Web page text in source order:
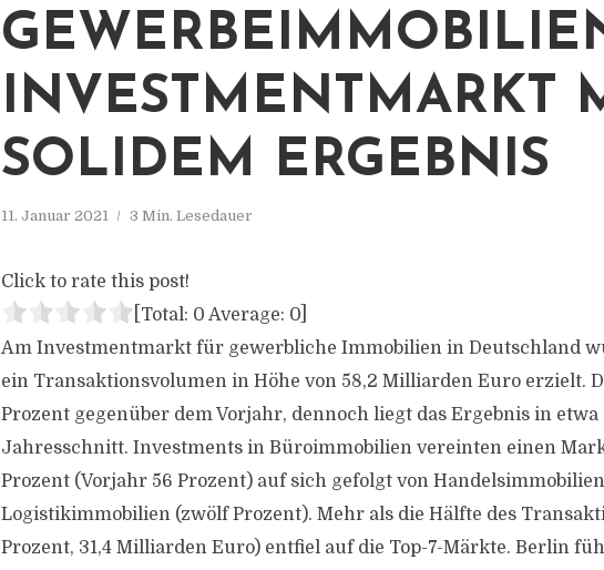
INVESTMENTMARKT
SOLIDEM ERGEBNIS
11. Januar 2021 3 Min. Lesedauer
Click to rate this post!
[Total: 0 Average: 0
Am Investmentmarkt für gewerbliche Immobilien in Deutschland
ein Transaktionsvolumen in Höhe von 58,2 Milliarden Euro erzielt.
Prozent gegenüber dem Vorjahr, dennoch liegt das Ergebnis in
Jahresschnitt. Investments in Büroimmobilien vereinten einen
Prozent (Vorjahr 56 Prozent) auf sich gefolgt von
Logistikimmobilien (zwölf Prozent). Mehr als die Hälfte des
Prozent, 31,4 Milliarden Euro) entfiel auf die Top-7-Märkte. Berlin